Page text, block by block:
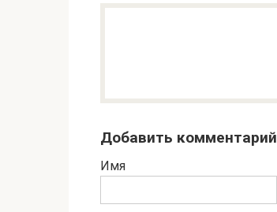
Добавить комментарий
Имя